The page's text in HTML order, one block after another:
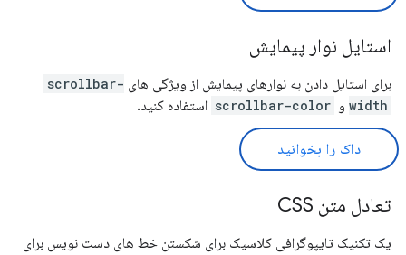
استایل نوار پیمایش
برای استایل دادن به نوارهای پیمایش از ویژگی های scrollbar-
width و scrollbar-color استفاده کنید.
داک را بخوانید
تعادل متن CSS
یک تکنیک تایپوگرافی کلاسیک برای شکستن خط های دست نویس برای